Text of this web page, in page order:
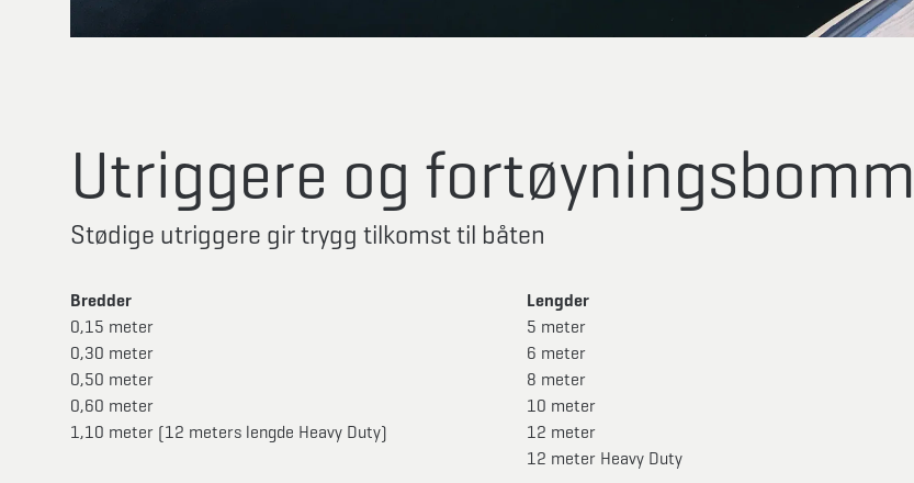
Utriggere og
Stødige utriggere gir trygg tilkomst til båten
Bredder
0,15 meter
0,30 meter
0,50 meter
0,60 meter
1,10 meter (12 meters lengde Heavy Duty)
Lengder
5 meter
6 meter
8 meter
10 meter
12 meter
12 meter Heavy Duty